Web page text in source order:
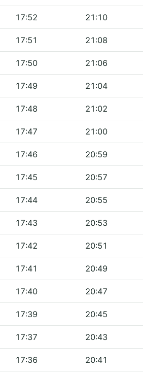
17:52 21:10
17:51 21:08
17:50 21:06
17:49 21:04
17:48 21:02
17:47 21:00
17:46 20:59
17:45 20:57
17:44 20:55
17:43 20:53
17:42 20:51
17:41 20:49
17:40 20:47
17:39 20:45
17:37 20:43
17:36 20:41